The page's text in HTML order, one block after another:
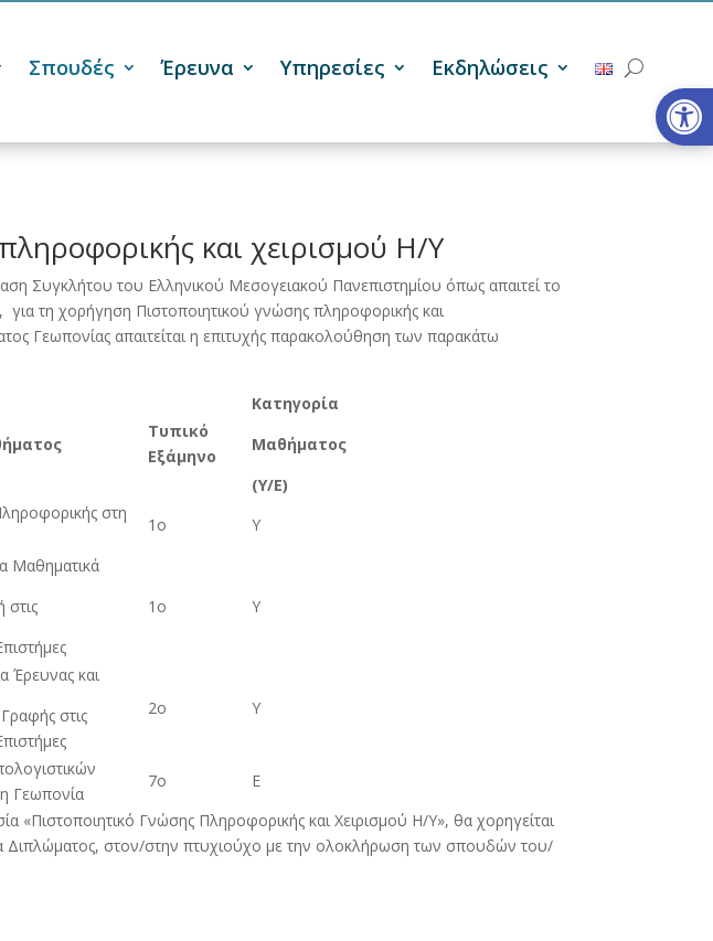
Σπουδές Έρευνα Υπηρεσίες Εκδηλώσεις
και χειρισμού Η/Υ
Συγκλήτου του Ελληνικού Μεσογειακού Πανεπιστημίου όπως απαιτεί το
τη χορήγηση Πιστοποιητικού γνώσης πληροφορικής και
Γεωπονίας απαιτείται η επιτυχής παρακολούθηση των παρακάτω
Τυπικό
Εξάμηνο
Κατηγορία
Μαθήματος
(Υ/Ε)
στη
1ο Υ
Μαθηματικά
στις
1ο Υ
Έρευνας και
στις
2ο Υ
Γεωπονία
7ο
Ε
«Πιστοποιητικό Γνώσης Πληροφορικής και Χειρισμού Η/Υ», θα χορηγείται
Διπλώματος, στον/στην πτυχιούχο με την ολοκλήρωση των σπουδών του/